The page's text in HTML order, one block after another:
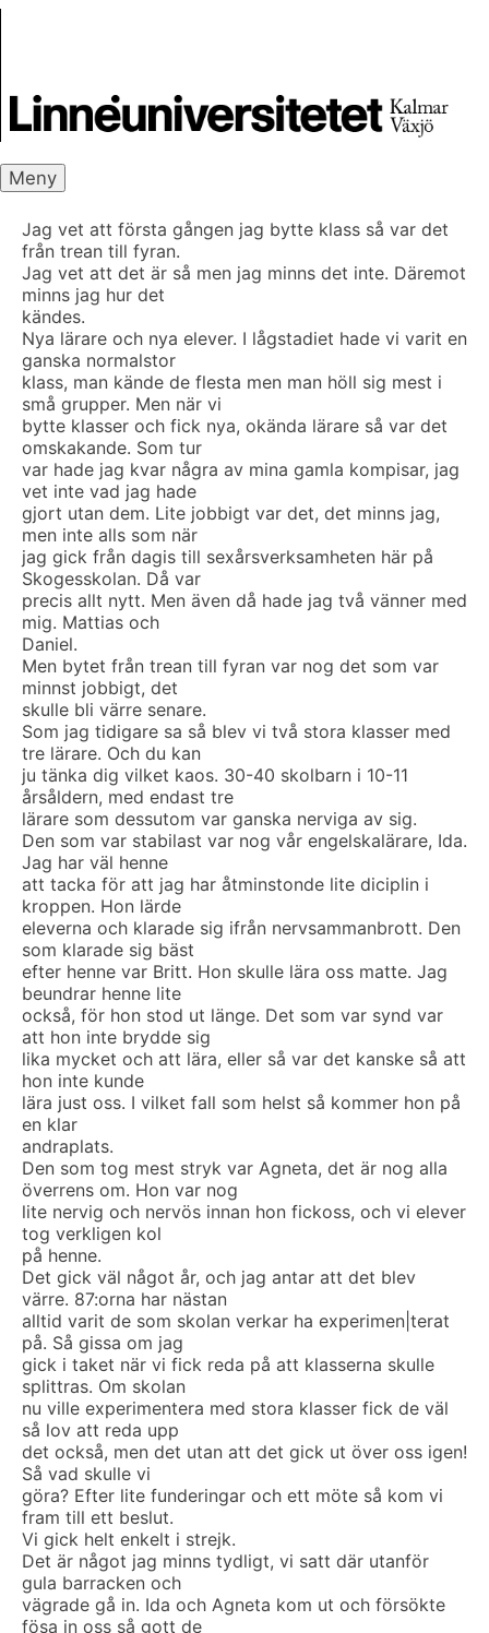
Meny
Jag vet att första gången jag bytte klass så var det
från trean till fyran.
Jag vet att det är så men jag minns det inte. Däremot
minns jag hur det
kändes.
Nya lärare och nya elever. I lågstadiet hade vi varit en
ganska normalstor
klass, man kände de flesta men man höll sig mest i
små grupper. Men när vi
bytte klasser och fick nya, okända lärare så var det
omskakande. Som tur
var hade jag kvar några av mina gamla kompisar, jag
vet inte vad jag hade
gjort utan dem. Lite jobbigt var det, det minns jag,
men inte alls som när
jag gick från dagis till sexårsverksamheten här på
Skogesskolan. Då var
precis allt nytt. Men även då hade jag två vänner med
mig. Mattias och
Daniel.
Men bytet från trean till fyran var nog det som var
minnst jobbigt, det
skulle bli värre senare.
Som jag tidigare sa så blev vi två stora klasser med
tre lärare. Och du kan
ju tänka dig vilket kaos. 30-40 skolbarn i 10-11
årsåldern, med endast tre
lärare som dessutom var ganska nerviga av sig.
Den som var stabilast var nog vår engelskalärare, Ida.
Jag har väl henne
att tacka för att jag har åtminstonde lite diciplin i
kroppen. Hon lärde
eleverna och klarade sig ifrån nervsammanbrott. Den
som klarade sig bäst
efter henne var Britt. Hon skulle lära oss matte. Jag
beundrar henne lite
också, för hon stod ut länge. Det som var synd var
att hon inte brydde sig
lika mycket och att lära, eller så var det kanske så att
hon inte kunde
lära just oss. I vilket fall som helst så kommer hon på
en klar
andraplats.
Den som tog mest stryk var Agneta, det är nog alla
överrens om. Hon var nog
lite nervig och nervös innan hon fickoss, och vi elever
tog verkligen kol
på henne.
Det gick väl något år, och jag antar att det blev
värre. 87:orna har nästan
alltid varit de som skolan verkar ha experimen|terat
på. Så gissa om jag
gick i taket när vi fick reda på att klasserna skulle
splittras. Om skolan
nu ville experimentera med stora klasser fick de väl
så lov att reda upp
det också, men det utan att det gick ut över oss igen!
Så vad skulle vi
göra? Efter lite funderingar och ett möte så kom vi
fram till ett beslut.
Vi gick helt enkelt i strejk.
Det är något jag minns tydligt, vi satt där utanför
gula barracken och
vägrade gå in. Ida och Agneta kom ut och försökte
fösa in oss så gott de